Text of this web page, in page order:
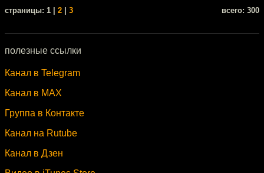
cтраницы: 1 | 2 3 всего: 300
полезные ссылки
Канал в Telegram
Канал в MAX
Группа в Контакте
Канал на Rutube
Канал в Дзен